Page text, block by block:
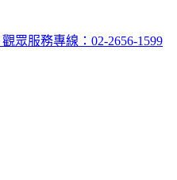
觀眾服務專線：02-2656-1599